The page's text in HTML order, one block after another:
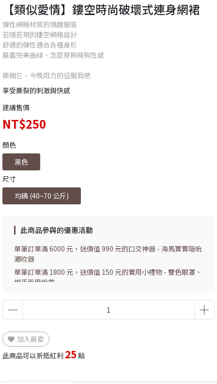
【類似愛情】鏤空時尚破壞式連身網裙
彈性網襪材質的情趣服裝
若隱若現的鏤空網格設計
舒適的彈性適合各種身形
展露完美曲線，怎麼穿夠辣夠性感
撕開它，今晚用力的征服我吧
享受撕裂的刺激與快感
建議售價
NT$250
顏色
黑色
尺寸
均碼 (40~70 公斤)
此商品參與的優惠活動
單筆訂單滿 6000 元，送價值 990 元的口交神器 - 海馬寶寶吸吮
潮吹器
單筆訂單滿 1800 元，送價值 150 元的實用小禮物 - 雙色眼罩、
綁手兩用緞帶
加入最愛
此商品可以折抵紅利 25點